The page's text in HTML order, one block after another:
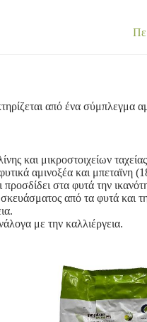
από ένα σύμπλεγμα
και μικροστοιχείων
αμινοξέα και μπεταϊνη
προσδίδει στα φυτά την
από τα φυτά και
με την καλλιέργεια.